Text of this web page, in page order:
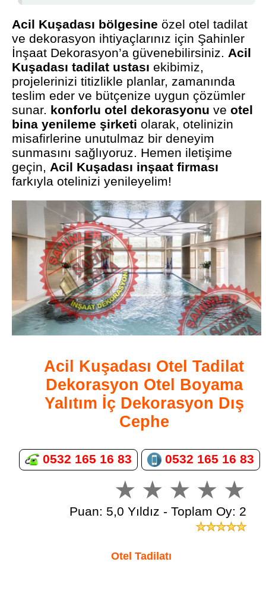
Acil Kuşadası bölgesine özel otel tadilat
ve dekorasyon ihtiyaçlarınız için Şahinler
İnşaat Dekorasyon’a güvenebilirsiniz. Acil
Kuşadası tadilat ustası ekibimiz,
projelerinizi titizlikle planlar, zamanında
teslim eder ve bütçenize uygun çözümler
sunar. konforlu otel dekorasyonu veotel
bina yenileme şirketi olarak, otelinizin
misafirlerine unutulmaz bir deneyim
sunmasını sağlıyoruz. Hemen iletişime
geçin, Acil Kuşadası inşaat firması
farkıyla otelinizi yenileyelim!
Acil Kuşadası Otel Tadilat
Dekorasyon Otel Boyama
Yalıtım İç Dekorasyon Dış
Cephe
0532 165 16 83 0532 165 16 83
Puan: 5,0 Yıldız - Toplam Oy: 2
Otel Tadilatı